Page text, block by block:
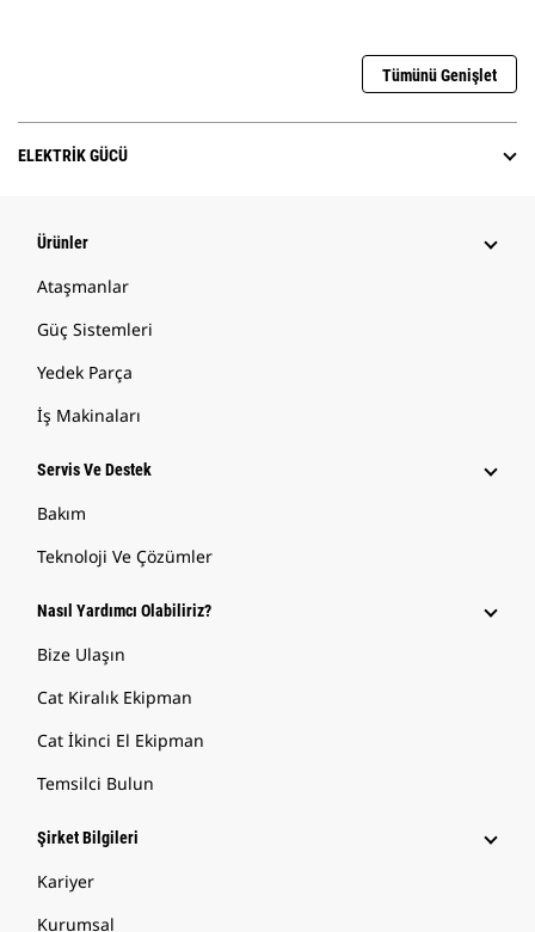
Tümünü Genişlet
ELEKTRIK GÜCÜ
Ürünler
Ataşmanlar
Güç Sistemleri
Yedek Parça
İş Makinaları
Servis Ve Destek
Bakım
Teknoloji Ve Çözümler
Nasıl Yardımcı Olabiliriz?
Bize Ulaşın
Cat Kiralık Ekipman
Cat İkinci El Ekipman
Temsilci Bulun
Şirket Bilgileri
Kariyer
Kurumsal